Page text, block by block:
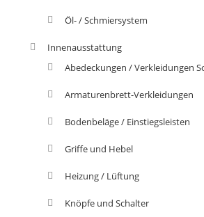
Öl- / Schmiersystem
Innenausstattung
Abedeckungen / Verkleidungen
Armaturenbrett-Verkleidungen
Bodenbeläge / Einstiegsleisten
Griffe und Hebel
Heizung / Lüftung
Knöpfe und Schalter